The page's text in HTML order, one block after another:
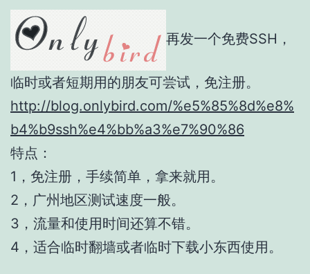
再发一个免费SSH，
临时或者短期用的朋友可尝试，免注册。
http://blog.onlybird.com/%e5%85%8d%e8%
b4%b9ssh%e4%bb%a3%e7%90%86
特点：
1，免注册，手续简单，拿来就用。
2，广州地区测试速度一般。
3，流量和使用时间还算不错。
4，适合临时翻墙或者临时下载小东西使用。